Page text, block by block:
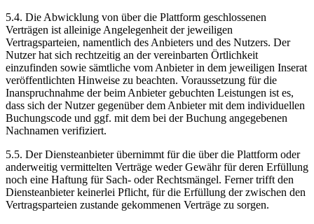
5.4. Die Abwicklung von über die Plattform geschlossenen
Verträgen ist alleinige Angelegenheit der jeweiligen
Vertragsparteien, namentlich des Anbieters und des Nutzers. Der
Nutzer hat sich rechtzeitig an der vereinbarten Örtlichkeit
einzufinden sowie sämtliche vom Anbieter in dem jeweiligen Inserat
veröffentlichten Hinweise zu beachten. Voraussetzung für die
Inanspruchnahme der beim Anbieter gebuchten Leistungen ist es,
dass sich der Nutzer gegenüber dem Anbieter mit dem individuellen
Buchungscode und ggf. mit dem bei der Buchung angegebenen
Nachnamen verifiziert.
5.5. Der Diensteanbieter übernimmt für die über die Plattform oder
anderweitig vermittelten Verträge weder Gewähr für deren Erfüllung
noch eine Haftung für Sach- oder Rechtsmängel. Ferner trifft den
Diensteanbieter keinerlei Pflicht, für die Erfüllung der zwischen den
Vertragsparteien zustande gekommenen Verträge zu sorgen.